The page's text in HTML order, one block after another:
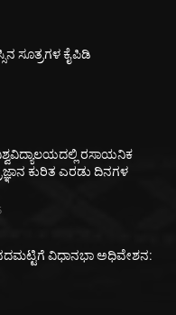
ಸೂತ್ರಗಳ ಕೈಪಿಡಿ
ರಸಾಯನಿಕ
ಕುರಿತ ಎರಡು ದಿನಗಳ
ವಿಧಾನಭಾ ಅಧಿವೇಶನ: